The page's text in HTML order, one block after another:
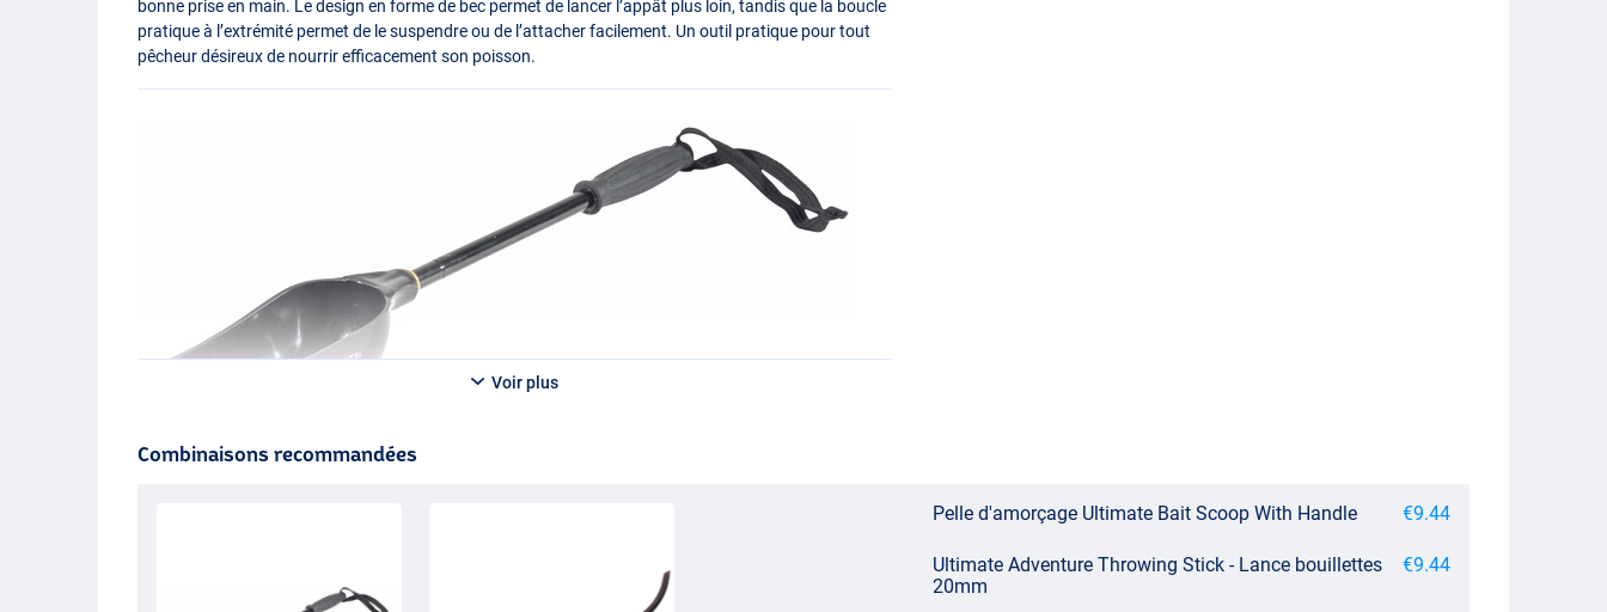
bonne prise en main. Le design en forme de bec permet de lancer l’appât plus loin, tandis que la boucle
pratique à l’extrémité permet de le suspendre ou de l’attacher facilement. Un outil pratique pour tout
pêcheur désireux de nourrir efficacement son poisson.
Voir plus
Combinaisons recommandées
Pelle d'amorçage Ultimate Bait Scoop With Handle €9.44
Ultimate Adventure Throwing Stick - Lance bouillettes
20mm
€9.44